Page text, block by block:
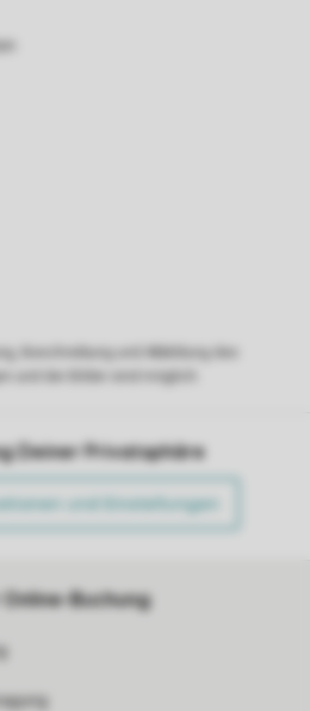
Deiner Privatsphäre
und Einstellungen
Buchung